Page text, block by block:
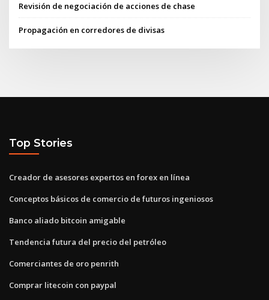
Revisión de negociación de acciones de chase
Propagación en corredores de divisas
Top Stories
Creador de asesores expertos en forex en línea
Conceptos básicos de comercio de futuros ingeniosos
Banco aliado bitcoin amigable
Tendencia futura del precio del petróleo
Comerciantes de oro penrith
Comprar litecoin con paypal